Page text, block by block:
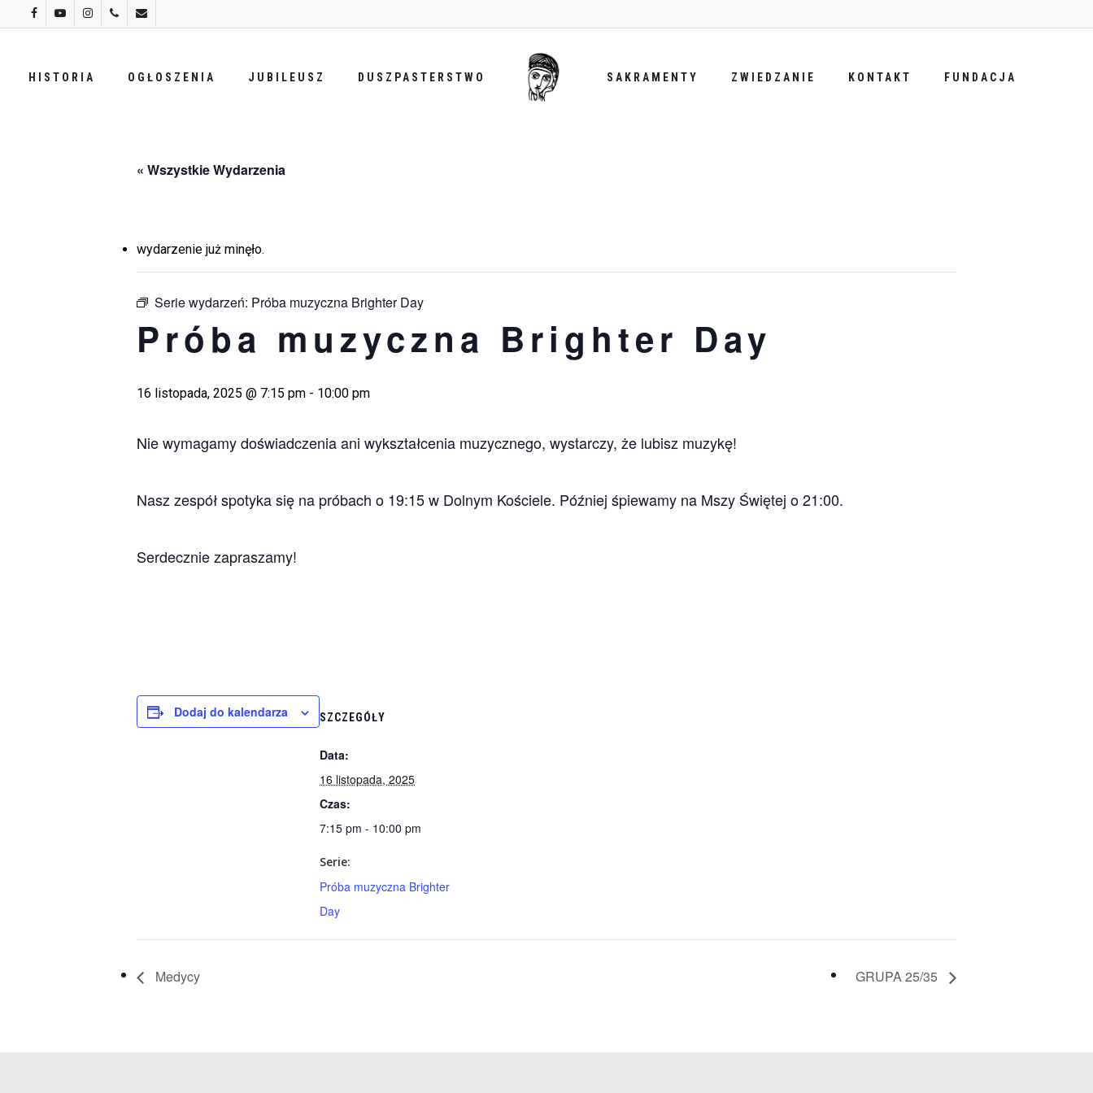
content
facebookyoutubeinstagramphoneemail
HISTORIA OGŁOSZENIA JUBILEUSZ DUSZPASTERSTWO SAKRAMENTY ZWIEDZANIE KONTAKT FUNDACJA
« Wszystkie Wydarzenia
wydarzenie już minęło.
Serie wydarzeń: Próba muzyczna Brighter Day
Próba muzyczna Brighter Day
16 listopada, 2025 @ 7:15 pm - 10:00 pm
Nie wymagamy doświadczenia ani wykształcenia muzycznego, wystarczy, że lubisz muzykę!
Nasz zespół spotyka się na próbach o 19:15 w Dolnym Kościele. Później śpiewamy na Mszy Świętej o 21:00.
Serdecznie zapraszamy!
Dodaj do kalendarza SZCZEGÓŁY
Data:
16 listopada, 2025
Czas:
7:15 pm - 10:00 pm
Serie:
Próba muzyczna Brighter
Day
Medycy GRUPA 25/35